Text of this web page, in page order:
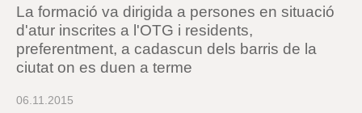
u
La formació va dirigida a persones en situació
d'atur inscrites a l'OTG i residents,
preferentment, a cadascun dels barris de la
ciutat on es duen a terme
06.11.2015